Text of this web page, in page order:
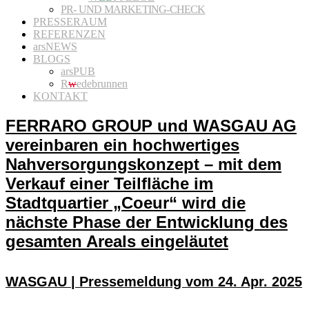
PR- UND MARKETING-CHECK
PRESSERAUM
REFERENZEN
arsNEWS
BLOGS
arsPUB
Rwedebrunnen
KONTAKT
FERRARO GROUP und WASGAU AG
vereinbaren ein hochwertiges
Nahversorgungskonzept – mit dem
Verkauf einer Teilfläche im
Stadtquartier „Coeur“ wird die
nächste Phase der Entwicklung des
gesamten Areals eingeläutet
WASGAU | Pressemeldung vom 24. Apr. 2025